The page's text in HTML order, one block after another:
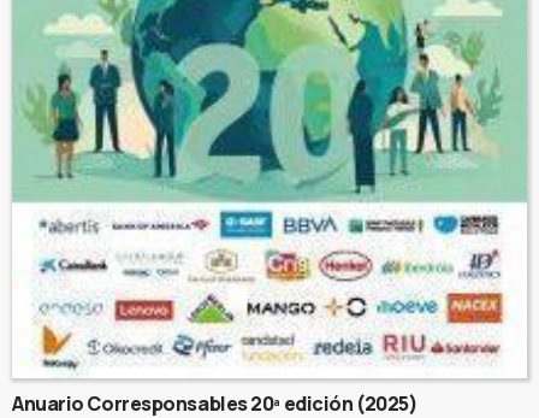
Anuario Corresponsables 20ª edición (2025)